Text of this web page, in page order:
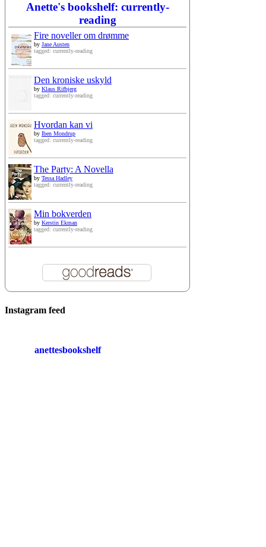
Anette's bookshelf: currently-
reading
Fire noveller om drømme
by Jane Austen
tagged: currently-reading
Den kroniske uskyld
by Klaus Rifbjerg
tagged: currently-reading
Hvordan kan vi
by Iben Mondrup
tagged: currently-reading
The Party: A Novella
by Tessa Hadley
tagged: currently-reading
Min bokverden
by Kerstin Ekman
tagged: currently-reading
Instagram feed
anettesbookshelf